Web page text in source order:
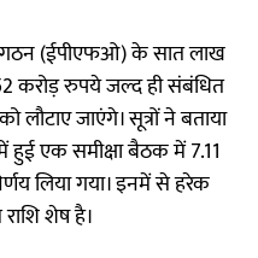
(ईपीएफओ) के सात लाख
करोड़ रुपये जल्द ही संबंधित
लौटाए जाएंगे। सूत्रों ने बताया
हुई एक समीक्षा बैठक में 7.11
लिया गया। इनमें से हरेक
शेष है।